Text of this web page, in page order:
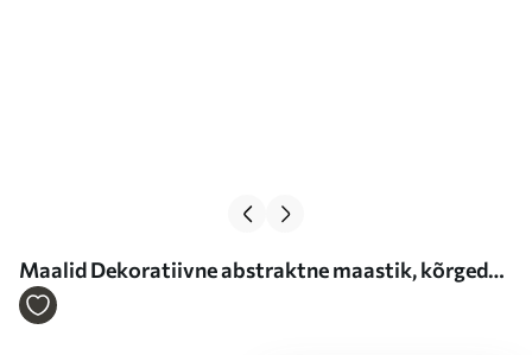
Maalid Dekoratiivne abstraktne maastik, kõrged
puud kollaste lehtedega, jõgi ja udu taustal Nr